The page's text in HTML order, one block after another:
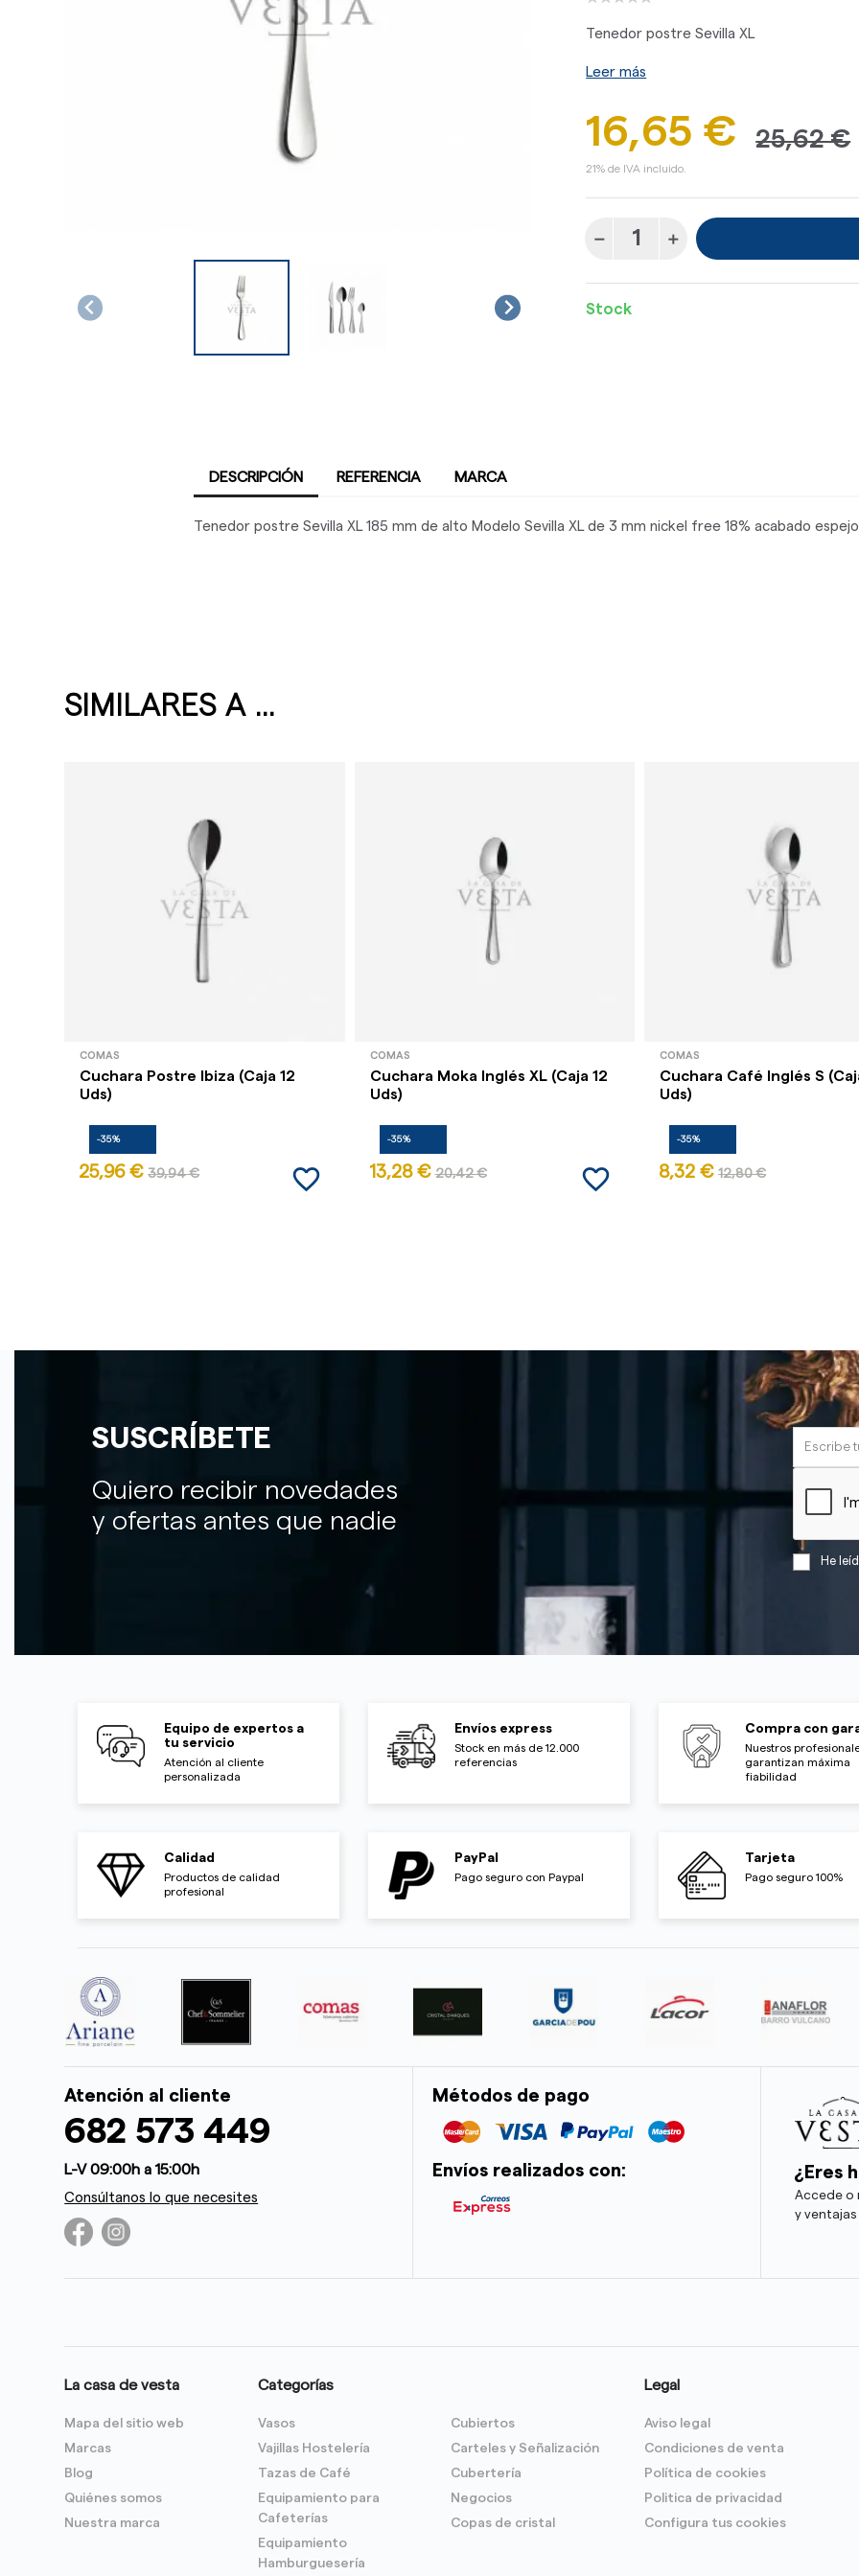
Tenedor postre Sevilla XL
Leer más
16,65 € 25,62 €
21% de IVA incluido.
Stock
DESCRIPCIÓN REFERENCIA MARCA
Tenedor postre Sevilla XL 185 mm de alto Modelo Sevilla XL de 3 mm nickel free 18% acabado espejo
SIMILARES A ...
COMAS
Cuchara Postre Ibiza (Caja 12
Uds)
-35%
25,96 € 39,94 € favorite_border
COMAS
Cuchara Moka Inglés XL (Caja 12
Uds)
-35%
13,28 € 20,42 € favorite_border
COMAS
Cuchara Café Inglés S
Uds)
-35%
8,32 € 12,80 €
SUSCRÍBETE
Quiero recibir novedades
y ofertas antes que nadie
He
Equipo de expertos a
tu servicio
Atención al cliente
personalizada
Envíos express
Stock en más de 12.000
referencias
Compra con
Nuestros
garantizan máxima
fiabilidad
Calidad
Productos de calidad
profesional
PayPal
Pago seguro con Paypal
Tarjeta
Pago seguro 100%
Atención al cliente
682 573 449
L-V 09:00h a 15:00h
Consúltanos lo que necesites
Métodos de pago
Envíos realizados con: ¿Eres
Accede o
y
La casa de vesta
Mapa del sitio web
Marcas
Blog
Quiénes somos
Nuestra marca
Categorías
Vasos
Vajillas Hostelería
Tazas de Café
Equipamiento para
Cafeterías
Equipamiento
Hamburguesería
Cubiertos
Carteles y Señalización
Cubertería
Negocios
Copas de cristal
Legal
Aviso legal
Condiciones de venta
Política de cookies
Politica de privacidad
Configura tus cookies